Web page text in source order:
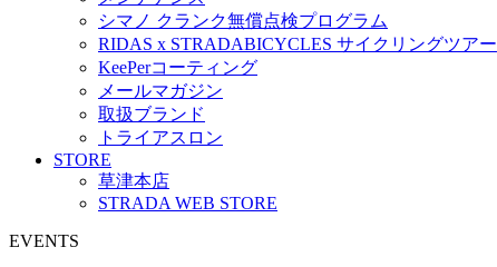
シマノ クランク無償点検プログラム
RIDAS x STRADABICYCLES サイクリングツアー
KeePerコーティング
メールマガジン
取扱ブランド
トライアスロン
STORE
草津本店
STRADA WEB STORE
EVENTS